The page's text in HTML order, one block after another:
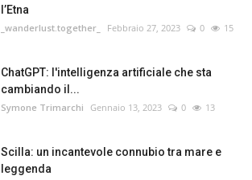
l’Etna
_wanderlust.together_ Febbraio 27, 2023 0 15
ChatGPT: l'intelligenza artificiale che sta
cambiando il...
Symone Trimarchi Gennaio 13, 2023 0 13
Scilla: un incantevole connubio tra mare e
leggenda